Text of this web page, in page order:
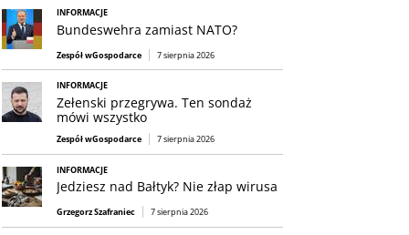
INFORMACJE
Bundeswehra zamiast NATO?
Zespół wGospodarce 7 sierpnia 2026
INFORMACJE
Zełenski przegrywa. Ten sondaż
mówi wszystko
Zespół wGospodarce 7 sierpnia 2026
INFORMACJE
Jedziesz nad Bałtyk? Nie złap wirusa
Grzegorz Szafraniec 7 sierpnia 2026